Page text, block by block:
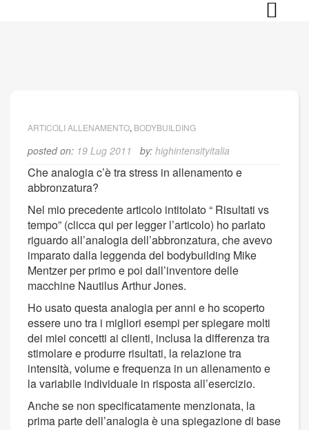
ARTICOLI ALLENAMENTO, BODYBUILDING
posted on: 19 Lug 2011 by: highintensityitalia
Che analogia c’è tra stress in allenamento e
abbronzatura?
Nel mio precedente articolo intitolato “ Risultati vs
tempo” (clicca qui per legger l’articolo) ho parlato
riguardo all’analogia dell’abbronzatura, che avevo
imparato dalla leggenda del bodybuilding Mike
Mentzer per primo e poi dall’inventore delle
macchine Nautilus Arthur Jones.
Ho usato questa analogia per anni e ho scoperto
essere uno tra i migliori esempi per spiegare molti
dei miei concetti ai clienti, inclusa la differenza tra
stimolare e produrre risultati, la relazione tra
intensità, volume e frequenza in un allenamento e
la variabile individuale in risposta all’esercizio.
Anche se non specificatamente menzionata, la
prima parte dell’analogia è una spiegazione di base